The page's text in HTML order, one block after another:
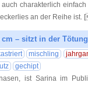
charakterlich
an der Reihe ist.
cm – sitzt in der
mischling
gechipt
ist Sarina im